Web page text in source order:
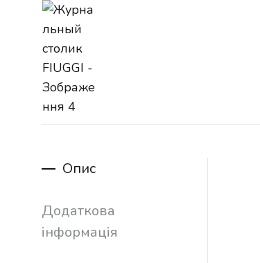
Опис
Додаткова
інформація